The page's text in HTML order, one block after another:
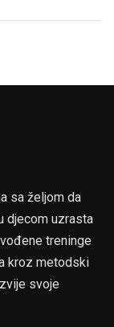
sa željom da
djecom uzrasta
treninge
kroz metodski
svoje